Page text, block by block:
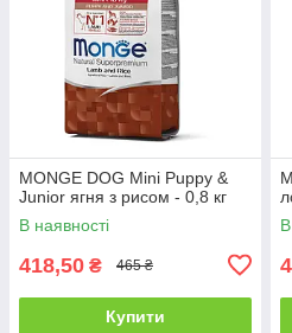
MONGE DOG Mini Puppy &
Junior ягня з рисом - 0,8 кг
В наявності
418,50 ₴ 465 ₴
Купити